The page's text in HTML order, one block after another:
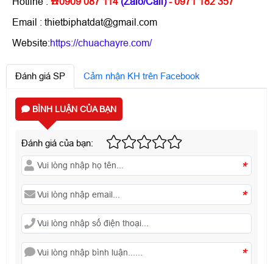
Email : thietbiphatdat@gmail.com
Website:https://chuachayre.com/
Đánh giá SP Cảm nhận KH trên Facebook
BÌNH LUẬN CỦA BẠN
Đánh giá của bạn:
*
*
*